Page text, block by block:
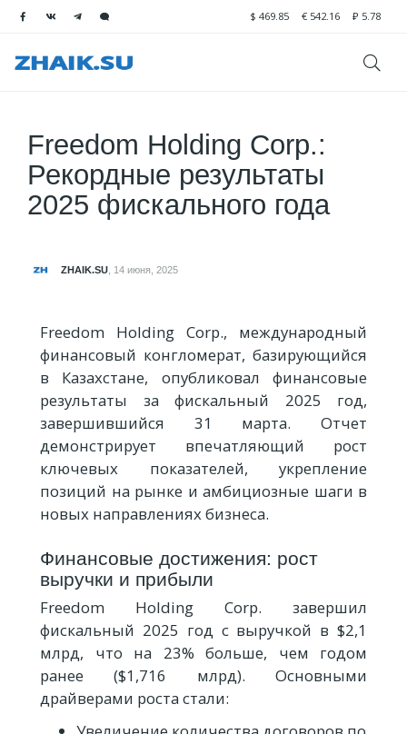
$ 469.85 € 542.16 ₽ 5.78
Freedom Holding Corp.:
Рекордные результаты
2025 фискального года
ZHAIK.SU 14 июня, 2025
Freedom Holding Corp., международный
финансовый конгломерат, базирующийся
в Казахстане, опубликовал финансовые
результаты за фискальный 2025 год,
завершившийся 31 марта. Отчет
демонстрирует впечатляющий рост
ключевых показателей, укрепление
позиций на рынке и амбициозные шаги в
новых направлениях бизнеса.
Финансовые достижения: рост
выручки и прибыли
Freedom Holding Corp. завершил
фискальный 2025 год с выручкой в $2,1
млрд, что на 23% больше, чем годом
ранее ($1,716 млрд). Основными
драйверами роста стали: